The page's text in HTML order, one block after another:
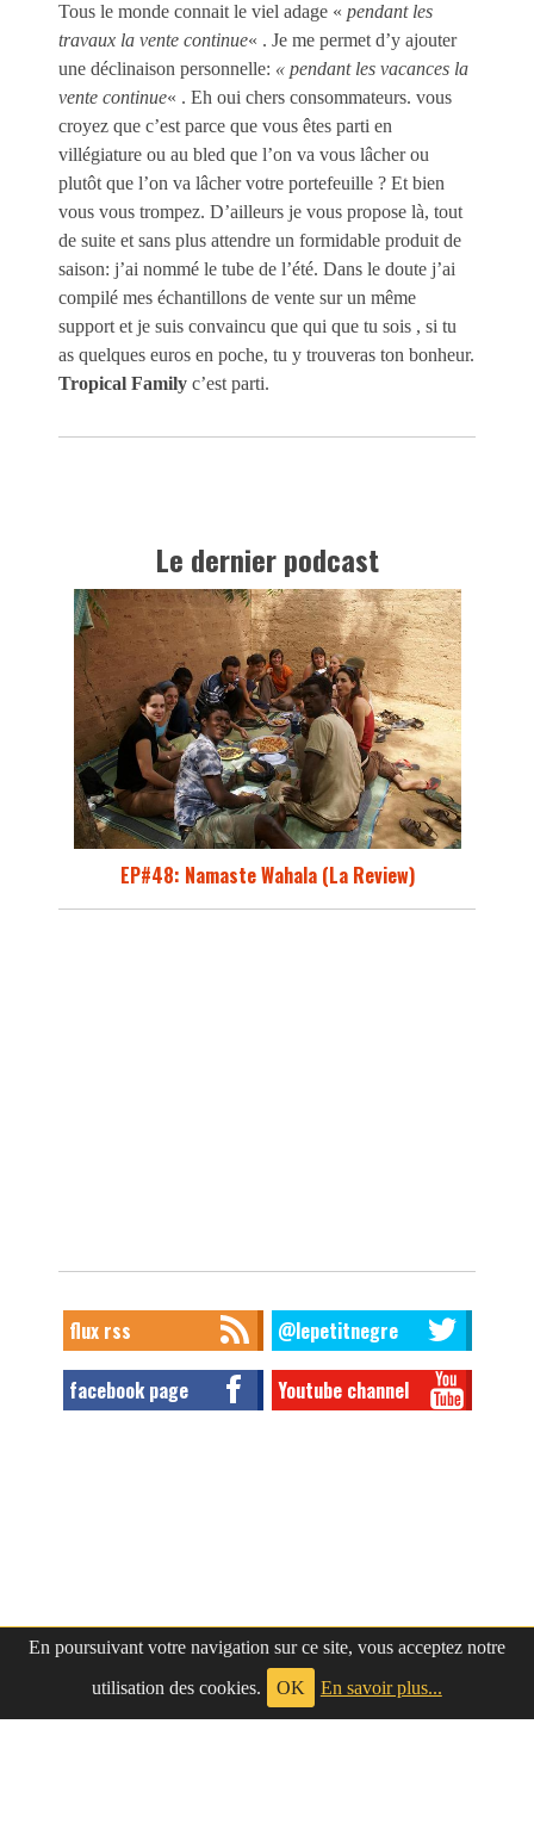
En poursuivant votre navigation sur ce site, vous acceptez notre
utilisation des cookies.
OK En savoir plus...
Tous le monde connait le viel adage « pendant les
travaux la vente continue« . Je me permet d’y ajouter
une déclinaison personnelle: « pendant les vacances la
vente continue« . Eh oui chers consommateurs. vous
croyez que c’est parce que vous êtes parti en
villégiature ou au bled que l’on va vous lâcher ou
plutôt que l’on va lâcher votre portefeuille ? Et bien
vous vous trompez. D’ailleurs je vous propose là, tout
de suite et sans plus attendre un formidable produit de
saison: j’ai nommé le tube de l’été. Dans le doute j’ai
compilé mes échantillons de vente sur un même
support et je suis convaincu que qui que tu sois , si tu
as quelques euros en poche, tu y trouveras ton bonheur.
Tropical Family c’est parti.
Le dernier podcast
EP#48: Namaste Wahala (La Review)
flux rss @lepetitnegre
facebook page Youtube channel